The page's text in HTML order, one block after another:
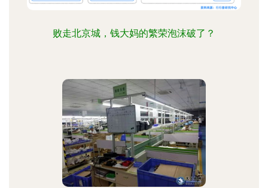
败走北京城，钱大妈的繁荣泡沫破了？